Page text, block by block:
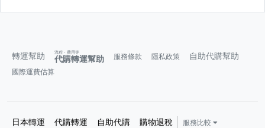
轉運幫助 代購轉運幫助
流程・費用等
服務條款 隱私政策 自助代購幫助
國際運費估算
日本轉運 代購轉運 自助代購 購物退稅 服務比較